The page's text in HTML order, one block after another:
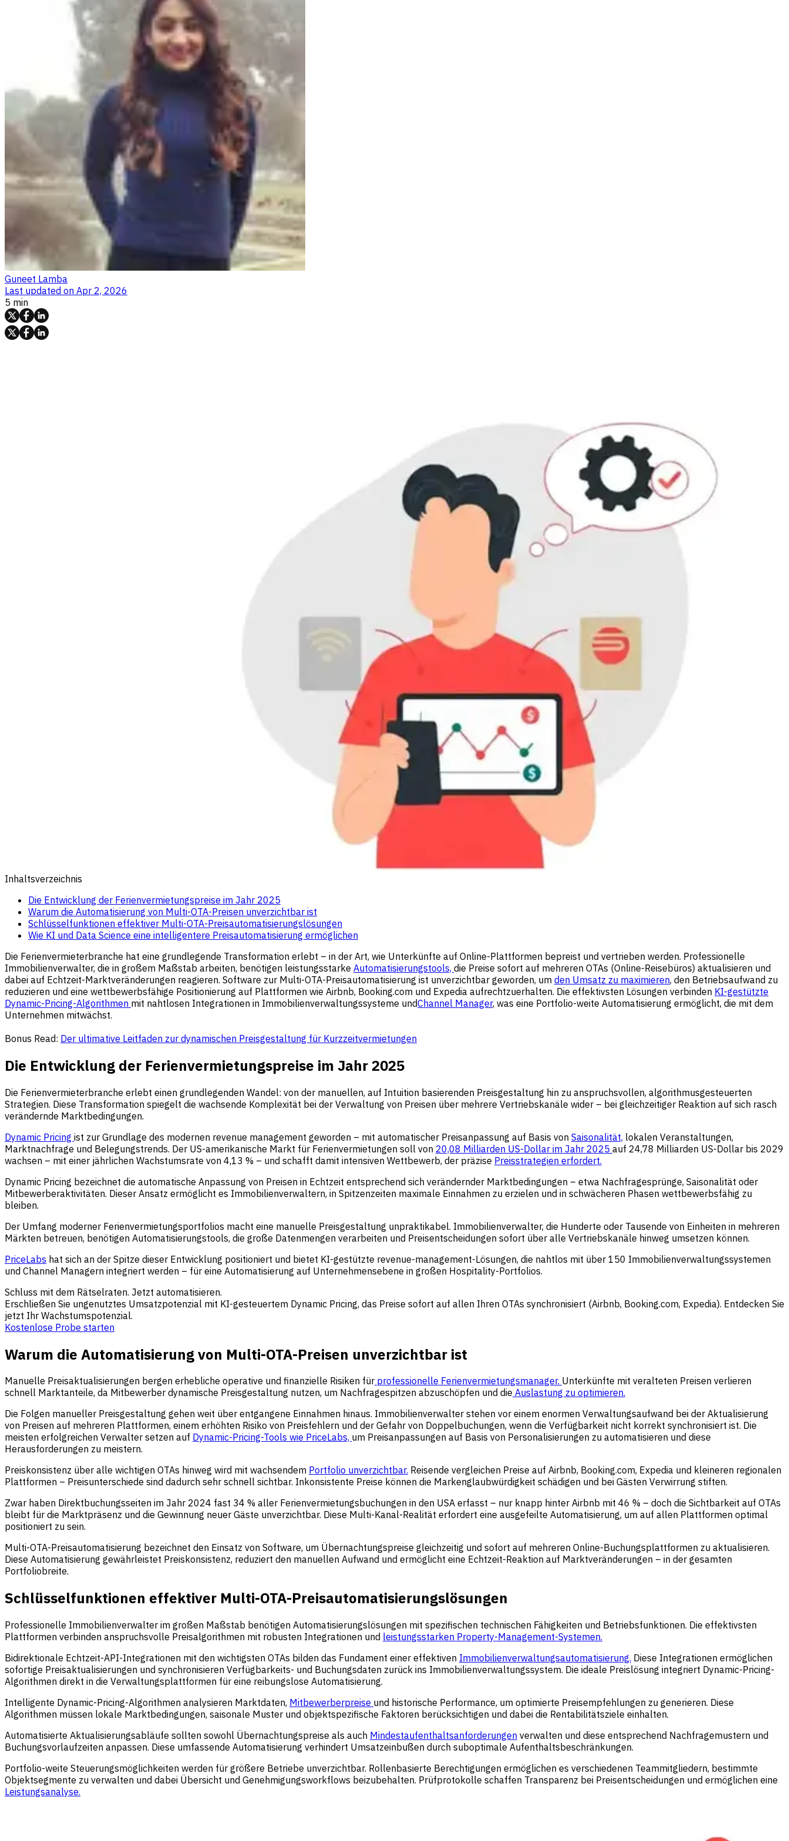
Guneet Lamba
Last updated on Apr 2, 2026
5 min
Inhaltsverzeichnis
Die Entwicklung der Ferienvermietungspreise im Jahr 2025
Warum die Automatisierung von Multi-OTA-Preisen unverzichtbar ist
Schlüsselfunktionen effektiver Multi-OTA-Preisautomatisierungslösungen
Wie KI und Data Science eine intelligentere Preisautomatisierung ermöglichen
Die Ferienvermieterbranche hat eine grundlegende Transformation erlebt – in der Art, wie Unterkünfte auf Online-Plattformen bepreist und vertrieben werden. Professionelle
Immobilienverwalter, die in großem Maßstab arbeiten, benötigen leistungsstarke Automatisierungstools, die Preise sofort auf mehreren OTAs (Online-Reisebüros) aktualisieren und
dabei auf Echtzeit-Marktveränderungen reagieren. Software zur Multi-OTA-Preisautomatisierung ist unverzichtbar geworden, um den Umsatz zu maximieren, den Betriebsaufwand zu
reduzieren und eine wettbewerbsfähige Positionierung auf Plattformen wie Airbnb, Booking.com und Expedia aufrechtzuerhalten. Die effektivsten Lösungen verbinden KI-gestützte
Dynamic-Pricing-Algorithmen mit nahtlosen Integrationen in Immobilienverwaltungssysteme undChannel Manager, was eine Portfolio-weite Automatisierung ermöglicht, die mit dem
Unternehmen mitwächst.
Bonus Read: Der ultimative Leitfaden zur dynamischen Preisgestaltung für Kurzzeitvermietungen
Die Entwicklung der Ferienvermietungspreise im Jahr 2025
Die Ferienvermieterbranche erlebt einen grundlegenden Wandel: von der manuellen, auf Intuition basierenden Preisgestaltung hin zu anspruchsvollen, algorithmusgesteuerten
Strategien. Diese Transformation spiegelt die wachsende Komplexität bei der Verwaltung von Preisen über mehrere Vertriebskanäle wider – bei gleichzeitiger Reaktion auf sich rasch
verändernde Marktbedingungen.
Dynamic Pricing ist zur Grundlage des modernen revenue management geworden – mit automatischer Preisanpassung auf Basis von Saisonalität, lokalen Veranstaltungen,
Marktnachfrage und Belegungstrends. Der US-amerikanische Markt für Ferienvermietungen soll von 20,08 Milliarden US-Dollar im Jahr 2025 auf 24,78 Milliarden US-Dollar bis 2029
wachsen – mit einer jährlichen Wachstumsrate von 4,13 % – und schafft damit intensiven Wettbewerb, der präzise Preisstrategien erfordert.
Dynamic Pricing bezeichnet die automatische Anpassung von Preisen in Echtzeit entsprechend sich verändernder Marktbedingungen – etwa Nachfragesprünge, Saisonalität oder
Mitbewerberaktivitäten. Dieser Ansatz ermöglicht es Immobilienverwaltern, in Spitzenzeiten maximale Einnahmen zu erzielen und in schwächeren Phasen wettbewerbsfähig zu
bleiben.
Der Umfang moderner Ferienvermietungsportfolios macht eine manuelle Preisgestaltung unpraktikabel. Immobilienverwalter, die Hunderte oder Tausende von Einheiten in mehreren
Märkten betreuen, benötigen Automatisierungstools, die große Datenmengen verarbeiten und Preisentscheidungen sofort über alle Vertriebskanäle hinweg umsetzen können.
PriceLabs hat sich an der Spitze dieser Entwicklung positioniert und bietet KI-gestützte revenue-management-Lösungen, die nahtlos mit über 150 Immobilienverwaltungssystemen
und Channel Managern integriert werden – für eine Automatisierung auf Unternehmensebene in großen Hospitality-Portfolios.
Schluss mit dem Rätselraten. Jetzt automatisieren.
Erschließen Sie ungenutztes Umsatzpotenzial mit KI-gesteuertem Dynamic Pricing, das Preise sofort auf allen Ihren OTAs synchronisiert (Airbnb, Booking.com, Expedia). Entdecken Sie
jetzt Ihr Wachstumspotenzial.
Kostenlose Probe starten
Warum die Automatisierung von Multi-OTA-Preisen unverzichtbar ist
Manuelle Preisaktualisierungen bergen erhebliche operative und finanzielle Risiken für professionelle Ferienvermietungsmanager. Unterkünfte mit veralteten Preisen verlieren
schnell Marktanteile, da Mitbewerber dynamische Preisgestaltung nutzen, um Nachfragespitzen abzuschöpfen und die Auslastung zu optimieren.
Die Folgen manueller Preisgestaltung gehen weit über entgangene Einnahmen hinaus. Immobilienverwalter stehen vor einem enormen Verwaltungsaufwand bei der Aktualisierung
von Preisen auf mehreren Plattformen, einem erhöhten Risiko von Preisfehlern und der Gefahr von Doppelbuchungen, wenn die Verfügbarkeit nicht korrekt synchronisiert ist. Die
meisten erfolgreichen Verwalter setzen auf Dynamic-Pricing-Tools wie PriceLabs, um Preisanpassungen auf Basis von Personalisierungen zu automatisieren und diese
Herausforderungen zu meistern.
Preiskonsistenz über alle wichtigen OTAs hinweg wird mit wachsendem Portfolio unverzichtbar. Reisende vergleichen Preise auf Airbnb, Booking.com, Expedia und kleineren regionalen
Plattformen – Preisunterschiede sind dadurch sehr schnell sichtbar. Inkonsistente Preise können die Markenglaubwürdigkeit schädigen und bei Gästen Verwirrung stiften.
Zwar haben Direktbuchungsseiten im Jahr 2024 fast 34 % aller Ferienvermietungsbuchungen in den USA erfasst – nur knapp hinter Airbnb mit 46 % – doch die Sichtbarkeit auf OTAs
bleibt für die Marktpräsenz und die Gewinnung neuer Gäste unverzichtbar. Diese Multi-Kanal-Realität erfordert eine ausgefeilte Automatisierung, um auf allen Plattformen optimal
positioniert zu sein.
Multi-OTA-Preisautomatisierung bezeichnet den Einsatz von Software, um Übernachtungspreise gleichzeitig und sofort auf mehreren Online-Buchungsplattformen zu aktualisieren.
Diese Automatisierung gewährleistet Preiskonsistenz, reduziert den manuellen Aufwand und ermöglicht eine Echtzeit-Reaktion auf Marktveränderungen – in der gesamten
Portfoliobreite.
Schlüsselfunktionen effektiver Multi-OTA-Preisautomatisierungslösungen
Professionelle Immobilienverwalter im großen Maßstab benötigen Automatisierungslösungen mit spezifischen technischen Fähigkeiten und Betriebsfunktionen. Die effektivsten
Plattformen verbinden anspruchsvolle Preisalgorithmen mit robusten Integrationen und leistungsstarken Property-Management-Systemen.
Bidirektionale Echtzeit-API-Integrationen mit den wichtigsten OTAs bilden das Fundament einer effektiven Immobilienverwaltungsautomatisierung. Diese Integrationen ermöglichen
sofortige Preisaktualisierungen und synchronisieren Verfügbarkeits- und Buchungsdaten zurück ins Immobilienverwaltungssystem. Die ideale Preislösung integriert Dynamic-Pricing-
Algorithmen direkt in die Verwaltungsplattformen für eine reibungslose Automatisierung.
Intelligente Dynamic-Pricing-Algorithmen analysieren Marktdaten, Mitbewerberpreise und historische Performance, um optimierte Preisempfehlungen zu generieren. Diese
Algorithmen müssen lokale Marktbedingungen, saisonale Muster und objektspezifische Faktoren berücksichtigen und dabei die Rentabilitätsziele einhalten.
Automatisierte Aktualisierungsabläufe sollten sowohl Übernachtungspreise als auch Mindestaufenthaltsanforderungen verwalten und diese entsprechend Nachfragemustern und
Buchungsvorlaufzeiten anpassen. Diese umfassende Automatisierung verhindert Umsatzeinbußen durch suboptimale Aufenthaltsbeschränkungen.
Portfolio-weite Steuerungsmöglichkeiten werden für größere Betriebe unverzichtbar. Rollenbasierte Berechtigungen ermöglichen es verschiedenen Teammitgliedern, bestimmte
Objektsegmente zu verwalten und dabei Übersicht und Genehmigungsworkflows beizubehalten. Prüfprotokolle schaffen Transparenz bei Preisentscheidungen und ermöglichen eine
Leistungsanalyse.